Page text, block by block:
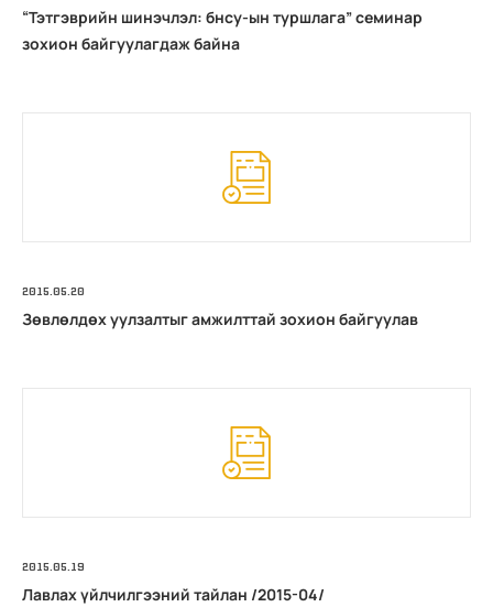
“Тэтгэврийн шинэчлэл: бнсу-ын туршлага” семинар
зохион байгуулагдаж байна
2015.05.20
Зөвлөлдөх уулзалтыг амжилттай зохион байгуулав
2015.05.19
Лавлах үйлчилгээний тайлан /2015-04/